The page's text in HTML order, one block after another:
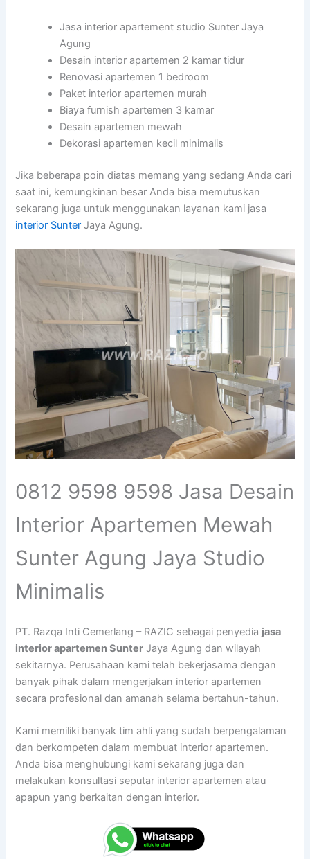
Jasa interior apartement studio Sunter Jaya
Agung
Desain interior apartemen 2 kamar tidur
Renovasi apartemen 1 bedroom
Paket interior apartemen murah
Biaya furnish apartemen 3 kamar
Desain apartemen mewah
Dekorasi apartemen kecil minimalis
Jika beberapa poin diatas memang yang sedang Anda cari
saat ini, kemungkinan besar Anda bisa memutuskan
sekarang juga untuk menggunakan layanan kami jasa
interior Sunter Jaya Agung.
0812 9598 9598 Jasa Desain
Interior Apartemen Mewah
Sunter Agung Jaya Studio
Minimalis
PT. Razqa Inti Cemerlang – RAZIC sebagai penyedia jasa
interior apartemen Sunter Jaya Agung dan wilayah
sekitarnya. Perusahaan kami telah bekerjasama dengan
banyak pihak dalam mengerjakan interior apartemen
secara profesional dan amanah selama bertahun-tahun.
Kami memiliki banyak tim ahli yang sudah berpengalaman
dan berkompeten dalam membuat interior apartemen.
Anda bisa menghubungi kami sekarang juga dan
melakukan konsultasi seputar interior apartemen atau
apapun yang berkaitan dengan interior.